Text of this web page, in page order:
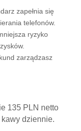
zapełnia się
telefonów.
ryzyko
zarządzasz
135 PLN netto
dziennie.